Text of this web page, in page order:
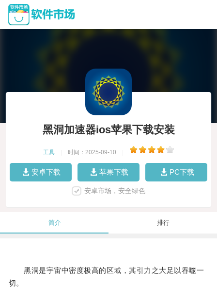
黑洞加速器ios苹果下载安装
工具 时间：2025-09-10
安卓下载 苹果下载 PC下载
安卓市场，安全绿色
简介 排行
黑洞是宇宙中密度极高的区域，其引力之大足以吞噬一
切。